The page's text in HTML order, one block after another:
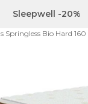
Sleepwell -20%
Springless Bio Hard